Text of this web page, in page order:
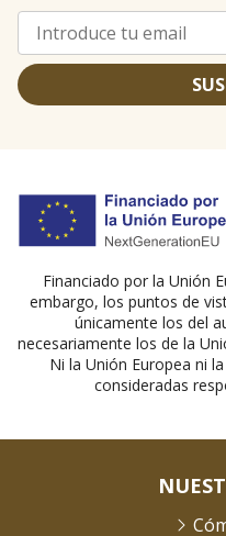
Financiado por la Unión
embargo, los puntos de
únicamente los del
necesariamente los de la
Ni la Unión Europea ni
consideradas